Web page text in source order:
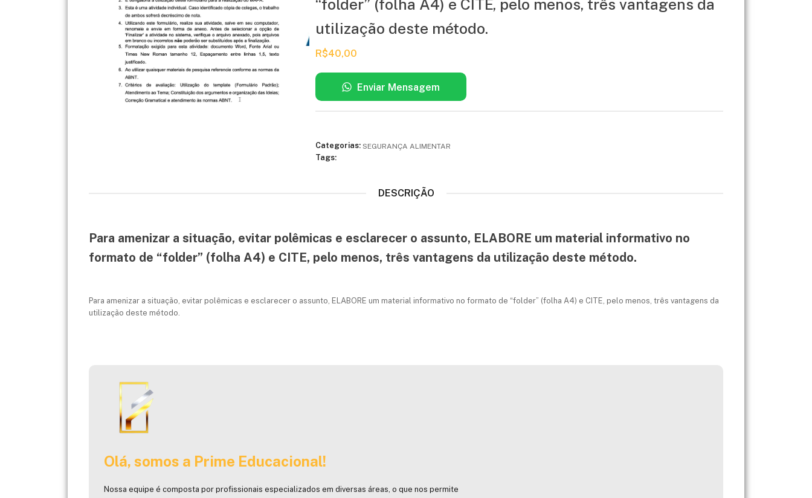
“folder” (folha A4) e CITE, pelo menos, três vantagens da
utilização deste método.
R$40,00
Enviar Mensagem
Categorias: SEGURANÇA ALIMENTAR
Tags:
DESCRIÇÃO
Para amenizar a situação, evitar polêmicas e esclarecer o assunto, ELABORE um material informativo no
formato de “folder” (folha A4) e CITE, pelo menos, três vantagens da utilização deste método.
Para amenizar a situação, evitar polêmicas e esclarecer o assunto, ELABORE um material informativo no formato de “folder” (folha A4) e CITE, pelo menos, três vantagens da
utilização deste método.
Olá, somos a Prime Educacional!
Nossa equipe é composta por profissionais especializados em diversas áreas, o que nos permite